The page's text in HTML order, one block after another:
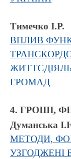
Тимечко І.Р.
ВПЛИВ
ГРОМАД
4. ГРОШІ,
Думанська
МЕТОДИ,
УЗГОДЖЕНІ